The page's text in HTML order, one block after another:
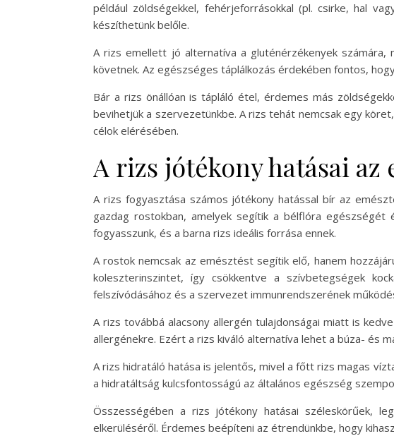
például zöldségekkel, fehérjeforrásokkal (pl. csirke, hal
készíthetünk belőle.
A rizs emellett jó alternatíva a gluténérzékenyek
követnek. Az egészséges táplálkozás érdekében fontos,
Bár a rizs önállóan is tápláló étel, érdemes más
bevihetjük a szervezetünkbe. A rizs tehát nemcsak egy
célok elérésében.
A rizs jótékony hatásai az
A rizs fogyasztása számos jótékony hatással bír az
gazdag rostokban, amelyek segítik a bélflóra
fogyasszunk, és a barna rizs ideális forrása ennek.
A rostok nemcsak az emésztést segítik elő, hanem
koleszterinszintet, így csökkentve a szívbetegségek
felszívódásához és a szervezet immunrendszerének
A rizs továbbá alacsony allergén tulajdonságai miatt is
allergénekre. Ezért a rizs kiváló alternatíva lehet a búza- és
A rizs hidratáló hatása is jelentős, mivel a főtt rizs magas
a hidratáltság kulcsfontosságú az általános egészség
Összességében a rizs jótékony hatásai széleskörűek,
elkerüléséről. Érdemes beépíteni az étrendünkbe, hogy